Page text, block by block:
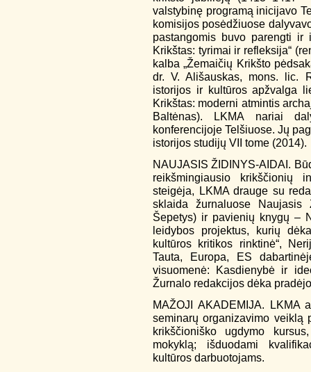
valstybinę programą inicijavo
komisijos posėdžiuose
pastangomis buvo parengti ir
Krikštas: tyrimai ir refleksija“
kalba „Žemaičių Krikšto
dr. V. Ališauskas, mons. lic.
istorijos ir kultūros apžvalga
Krikštas: moderni atmintis
Baltėnas). LKMA nariai
konferencijoje Telšiuose. Jų
istorijos studijų VII tome (2014).
NAUJASIS ŽIDINYS-AIDAI.
reikšmingiausio krikščionių
steigėja, LKMA drauge su
sklaida žurnaluose
Šepetys) ir pavienių knygų –
leidybos projektus, kurių
kultūros kritikos rinktinė“,
Tauta, Europa, ES
visuomenė: Kasdienybė ir
Žurnalo redakcijos dėka
MAŽOJI AKADEMIJA. LKMA
seminarų organizavimo veiklą
krikščioniško ugdymo
mokyklą; išduodami
kultūros darbuotojams.